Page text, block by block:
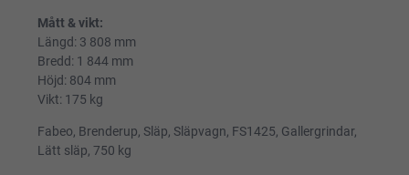
Mått & vikt:
Längd: 3 808 mm
Bredd: 1 844 mm
Höjd: 804 mm
Vikt: 175 kg
Fabeo, Brenderup, Släp, Släpvagn, FS1425, Gallergrindar,
Lätt släp, 750 kg